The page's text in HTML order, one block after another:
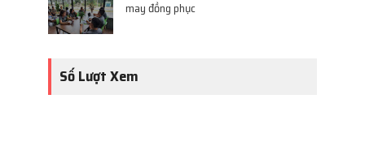
may đồng phục
Số Lượt Xem